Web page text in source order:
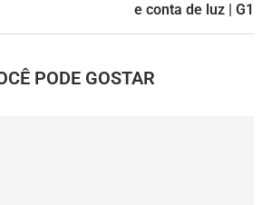
e conta de luz | G1
PODE GOSTAR